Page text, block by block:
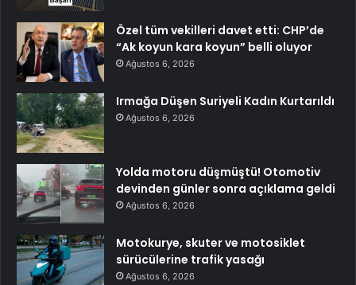
Özel tüm vekilleri davet etti: CHP’de
“Ak koyun kara koyun” belli oluyor
Ağustos 6, 2026
Irmağa Düşen Suriyeli Kadın Kurtarıldı
Ağustos 6, 2026
Yolda motoru düşmüştü! Otomotiv
devinden günler sonra açıklama geldi
Ağustos 6, 2026
Motokurye, skuter ve motosiklet
sürücülerine trafik yasağı
Ağustos 6, 2026